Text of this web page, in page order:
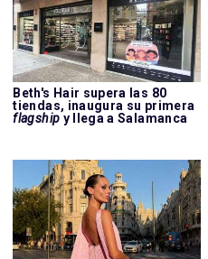
Beth's Hair supera las 80
tiendas, inaugura su primera
flagshipy llega a Salamanca